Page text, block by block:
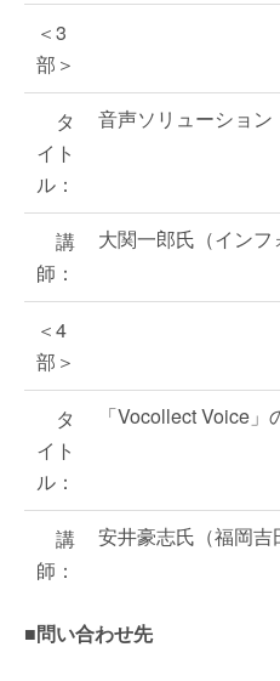
＜3
部＞
タ
イト
ル：
音声ソリューショ
講
師：
大関一郎氏（インフ
＜4
部＞
タ
イト
ル：
「Vocollect Voice
講
師：
安井豪志氏（福岡吉
■問い合わせ先